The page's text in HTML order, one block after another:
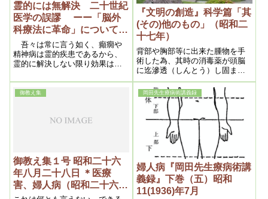
霊的には無解決 二十世紀
医学の誤謬 ーー「脳外
科療法に革命」についてー
ー（救世49号 昭和25年2月
11日）
吾々は常に言う如く、癲癇や
精神病は霊的疾患であるから、
霊的に解決しない限り効果はな
戯いたずら小僧がワルサをする
からというので、手足を縛って
その代り人間の生活行動も出来
『文明の創造』科学篇「其
(その)他のもの」（昭和二
十七年）
背部や胸部等に出来た腫物を手
術した為、其時の消毒薬が頭脳
に迄滲透（しんとう）し固まる
ので、その手術が局部の前部、
背部の関係で、前頭部又は後頭
部の悩みとなるのである。要す
るに上半身に於ける手術の際の
消毒薬が、頭脳の病原になる事
が分ればいいのである。
御教え集
御教え集１号 昭和二十六
年八月二十八日 ＊医療
害、婦人病（昭和二十六年
九月二十日）
岡田先生療病術講義録
婦人病『岡田先生療病術講
義録』下巻（五）昭和
11(1936)年7月